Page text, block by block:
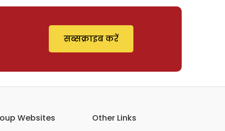
सब्सक्राइब करें
Websites
Other Links